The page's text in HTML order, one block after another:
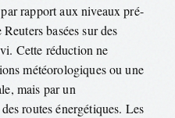
rapport aux niveaux pré-
basées sur des
Cette réduction ne
météorologiques ou une
mais par un
routes énergétiques. Les